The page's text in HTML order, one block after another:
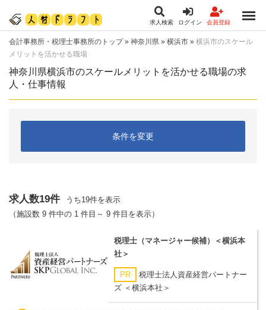
求人検索 ログイン 会員登録
会計事務所・税理士事務所のトップ» 神奈川県 » 横浜市 » 横浜市のスケール
メリットを活かせる職場
神奈川県横浜市のスケールメリットを活かせる職場の求
人・仕事情報
条件を変更
求人数19件
うち19件を表示
（施設数 9 件中の 1 件目～ 9 件目を表示）
税理士（マネージャー候補）＜横浜本
社＞
PR
税理士法人資産経営パートナー
ズ ＜横浜本社＞